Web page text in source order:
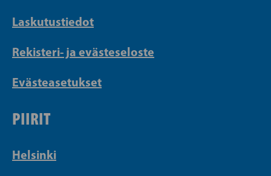
Laskutustiedot
Rekisteri- ja evästeseloste
Evästeasetukset
PIIRIT
Helsinki